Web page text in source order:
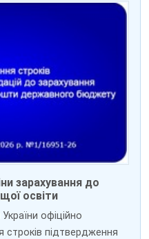
зарахування до
освіти
офіційно
підтвердження